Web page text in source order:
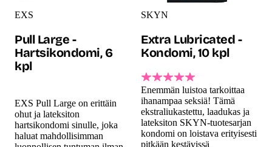
EXS
Pull Large -
Hartsikondomi, 6
kpl
EXS Pull Large on erittäin
ohut ja lateksiton
hartsikondomi sinulle, joka
haluat mahdollisimman
SKYN
Extra Lubricated -
Kondomi, 10 kpl
Enemmän luistoa tarkoittaa
ihanampaa seksiä! Tämä
ekstraliukastettu, laadukas ja
lateksiton SKYN-tuotesarjan
kondomi on loistava erityisesti
pitkään kestävissä